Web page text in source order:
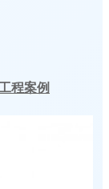
程案例